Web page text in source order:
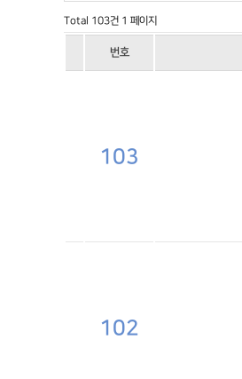
Total 103건 1 페이지
번호
103
102